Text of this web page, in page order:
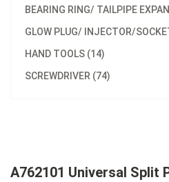
BEARING RING/ TAILPIPE
GLOW PLUG/ INJECTOR/
HAND TOOLS (14)
SCREWDRIVER (74)
A762101 Universal Split